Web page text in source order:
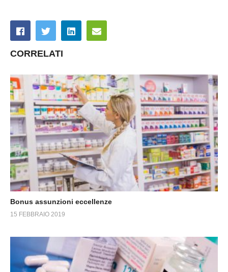
CORRELATI
Bonus assunzioni eccellenze
15 FEBBRAIO 2019